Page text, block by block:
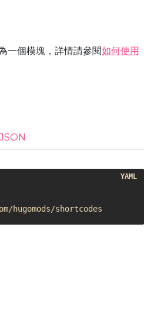
一個模塊，詳情請參閱如何使用
JSON
hugomods/shortcodes